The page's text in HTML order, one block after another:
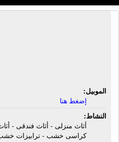
الموبيل:
إضغط هنا
النشاط:
أثاث منزلى - أثاث فندقى -
كراسى خشب - ترابيزات